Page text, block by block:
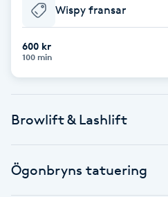
Damklippning
Diamantslipning
E
Enzympeeling
Wispy fransar
600 kr
100 min
Browlift & Lashlift
Ögonbryns tatuering